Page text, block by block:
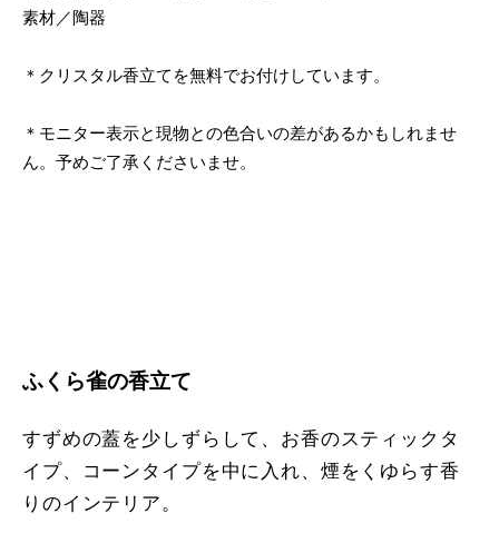
素材／陶器
＊クリスタル香立てを無料でお付けしています。
＊モニター表示と現物との色合いの差があるかもしれませ
ん。予めご了承くださいませ。
ふくら雀の香立て
すずめの蓋を少しずらして、お香のスティックタ
イプ、コーンタイプを中に入れ、煙をくゆらす香
りのインテリア。